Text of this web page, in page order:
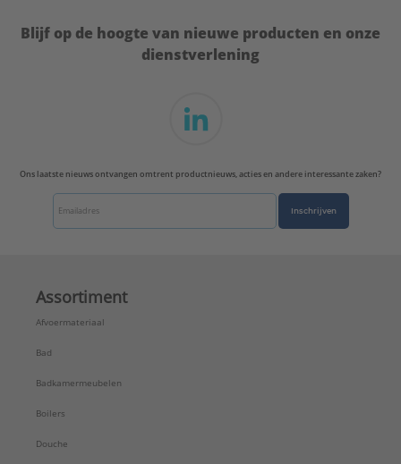
Blijf op de hoogte van nieuwe producten en onze
dienstverlening
Ons laatste nieuws ontvangen omtrent productnieuws, acties en andere interessante zaken?
Inschrijven
Assortiment
Afvoermateriaal
Bad
Badkamermeubelen
Boilers
Douche